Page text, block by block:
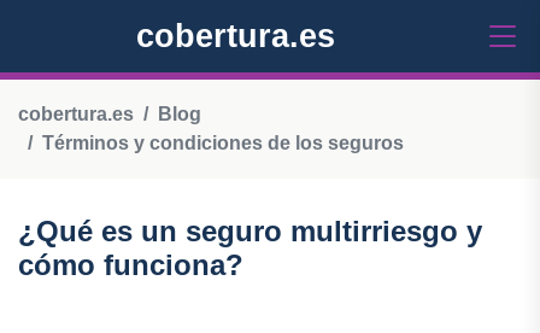
cobertura.es
cobertura.es
Blog
Términos y condiciones de los seguros
¿Qué es un seguro multirriesgo y
cómo funciona?